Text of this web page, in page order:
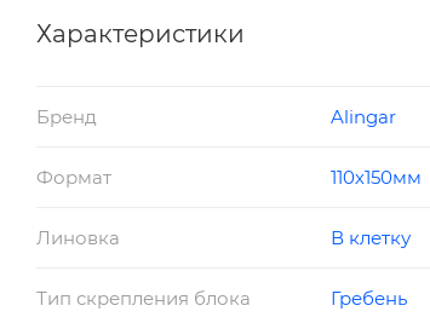
Характеристики
Бренд Alingar
Формат 110х150мм
Линовка В клетку
Тип скрепления блока Гребень